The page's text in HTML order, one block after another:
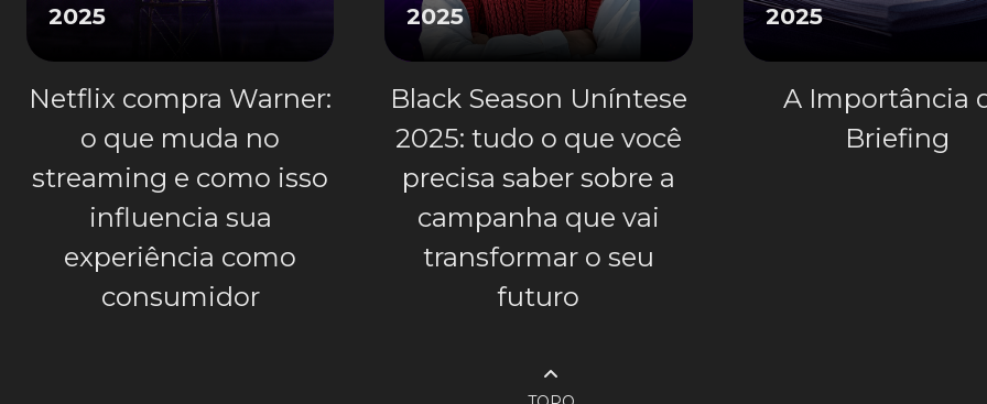
2025
Netflix compra Warner:
o que muda no
streaming e como isso
influencia sua
experiência como
consumidor
2025
Black Season Uníntese
2025: tudo o que você
precisa saber sobre a
campanha que vai
transformar o seu
futuro
2025
A Importância
Briefing